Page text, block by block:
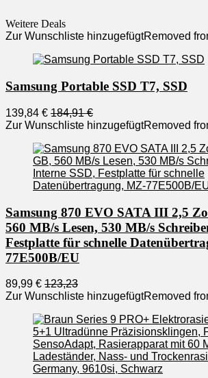
Weitere Deals
Zur Wunschliste hinzugefügtRemoved
Samsung Portable SSD T7, SSD
139,84 € 184,91 €
Zur Wunschliste hinzugefügtRemoved
Samsung 870 EVO SATA III 2,5
560 MB/s Lesen, 530 MB/s
Festplatte für schnelle
77E500B/EU
89,99 € 123,23
Zur Wunschliste hinzugefügtRemoved